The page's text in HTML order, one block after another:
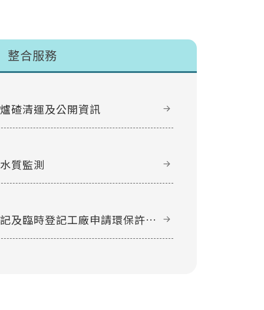
整合服務
碴清運及公開資訊
質監測
及臨時登記工廠申請環保許可